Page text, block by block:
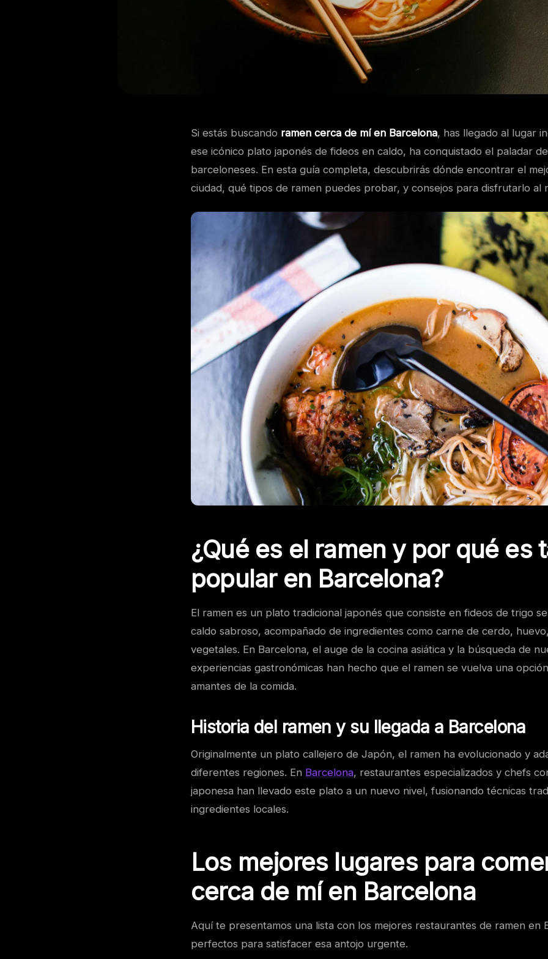
Si estás buscando ramen cerca de mí en Barcelona, has llegado al lugar
ese icónico plato japonés de fideos en caldo, ha conquistado el paladar
barceloneses. En esta guía completa, descubrirás dónde encontrar el
ciudad, qué tipos de ramen puedes probar, y consejos para disfrutarlo al
¿Qué es el ramen y por qué es
popular en Barcelona?
El ramen es un plato tradicional japonés que consiste en fideos de trigo
caldo sabroso, acompañado de ingredientes como carne de cerdo,
vegetales. En Barcelona, el auge de la cocina asiática y la búsqueda de
experiencias gastronómicas han hecho que el ramen se vuelva una
amantes de la comida.
Historia del ramen y su llegada a Barcelona
Originalmente un plato callejero de Japón, el ramen ha evolucionado y
diferentes regiones. En Barcelona, restaurantes especializados y chefs
japonesa han llevado este plato a un nuevo nivel, fusionando técnicas
ingredientes locales.
Los mejores lugares para
cerca de mí en Barcelona
Aquí te presentamos una lista con los mejores restaurantes de ramen en
perfectos para satisfacer esa antojo urgente.